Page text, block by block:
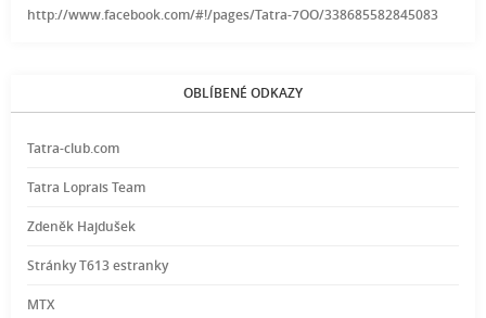
http://www.facebook.com/#!/pages/Tatra-7OO/338685582845083
OBLÍBENÉ ODKAZY
Tatra-club.com
Tatra Loprais Team
Zdeněk Hajdušek
Stránky T613 estranky
MTX